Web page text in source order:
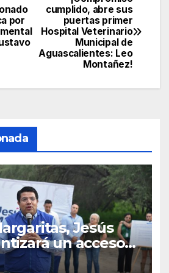
cumplido, abre sus
puertas primer
Hospital Veterinario
Municipal de
Aguascalientes: Leo
Montañez!
por
Jesús
un acceso
para estudiantes